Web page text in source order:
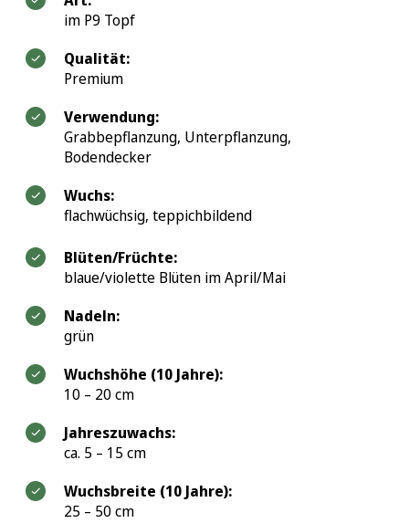
im P9 Topf
Qualität:
Premium
Verwendung:
Grabbepflanzung, Unterpflanzung,
Bodendecker
Wuchs:
flachwüchsig, teppichbildend
Blüten/Früchte:
blaue/violette Blüten im April/Mai
Nadeln:
grün
Wuchshöhe (10 Jahre):
10 – 20 cm
Jahreszuwachs:
ca. 5 – 15 cm
Wuchsbreite (10 Jahre):
25 – 50 cm